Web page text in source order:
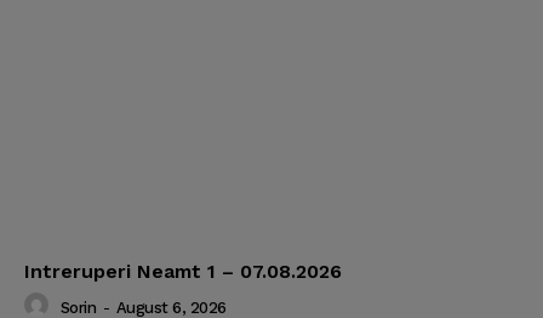
Intreruperi Neamt 1 – 07.08.2026
Sorin - August 6, 2026